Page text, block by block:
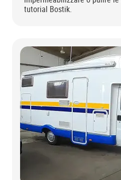
tutorial Bostik.